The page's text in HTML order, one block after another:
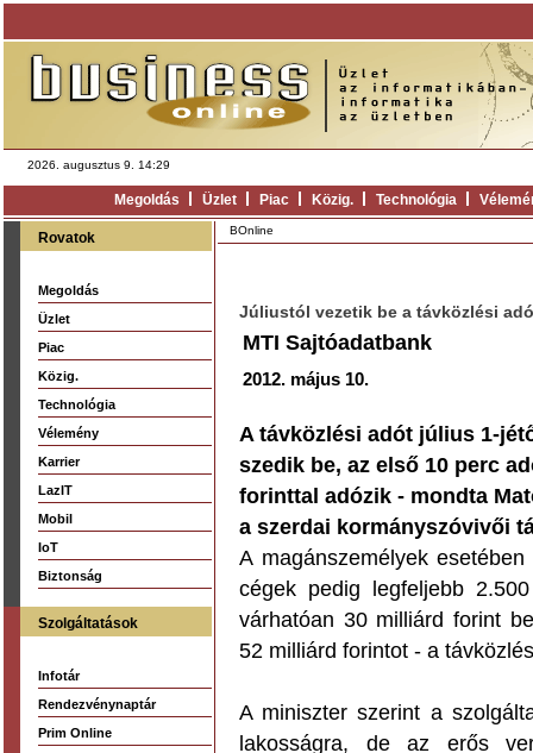
2026. augusztus 9. 14:29
Megoldás Üzlet Piac Közig. Technológia
Rovatok
Megoldás
Üzlet
Piac
Közig.
Technológia
Vélemény
Karrier
LazIT
Mobil
IoT
Biztonság
Szolgáltatások
Infotár
Rendezvénynaptár
Prim Online
BOnline
Júliustól vezetik be a távközlési
MTI Sajtóadatbank
2012. május 10.
A távközlési adót július 1-
szedik be, az első 10 perc
forinttal adózik - mondta
a szerdai kormányszóvivői
A magánszemélyek
cégek pedig legfeljebb
várhatóan 30 milliárd forint
52 milliárd forintot - a
A miniszter szerint a
lakosságra, de az erős